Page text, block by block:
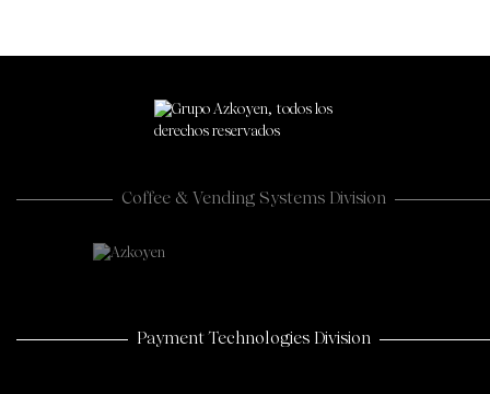
Coffee & Vending Systems Division
Payment Technologies Division